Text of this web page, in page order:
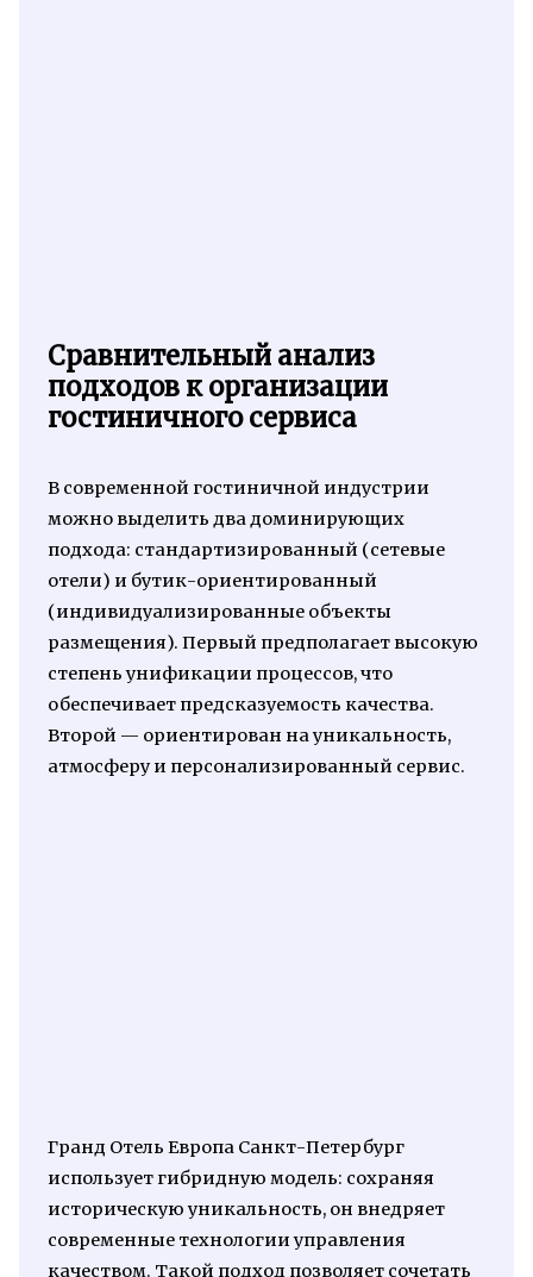
Сравнительный анализ
подходов к организации
гостиничного сервиса
В современной гостиничной индустрии
можно выделить два доминирующих
подхода: стандартизированный (сетевые
отели) и бутик-ориентированный
(индивидуализированные объекты
размещения). Первый предполагает высокую
степень унификации процессов, что
обеспечивает предсказуемость качества.
Второй — ориентирован на уникальность,
атмосферу и персонализированный сервис.
Гранд Отель Европа Санкт-Петербург
использует гибридную модель: сохраняя
историческую уникальность, он внедряет
современные технологии управления
качеством. Такой подход позволяет сочетать